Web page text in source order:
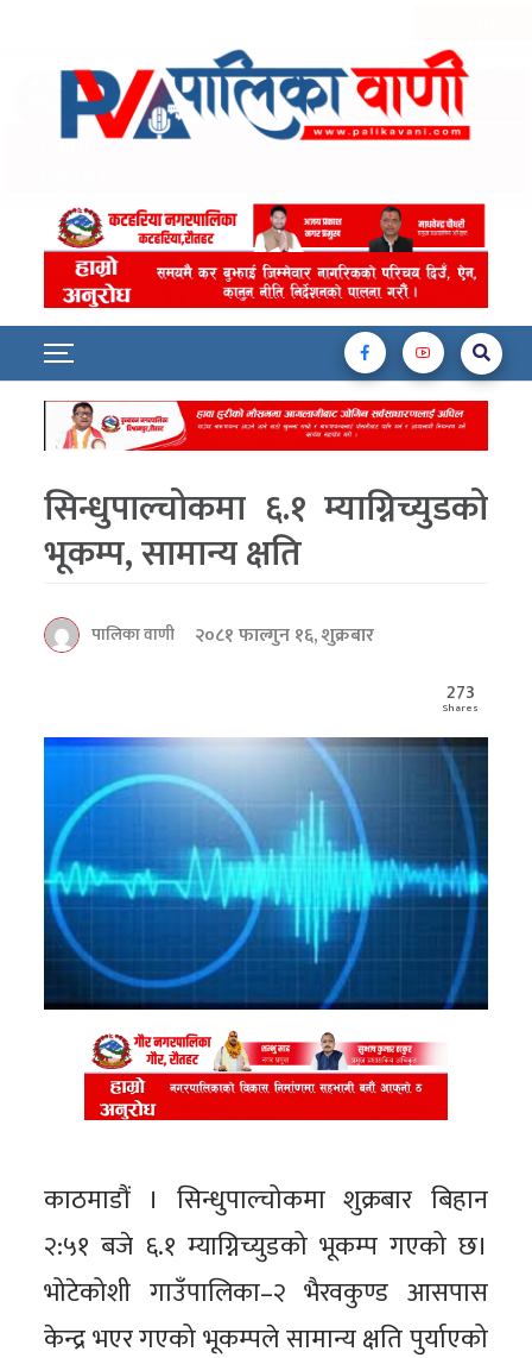
सिन्धुपाल्चोकमा ६.१ म्याग्निच्युडको
भूकम्प, सामान्य क्षति
पालिका वाणी
२०८१ फाल्गुन १६, शुक्रबार
273
Shares
काठमाडौं । सिन्धुपाल्चोकमा शुक्रबार बिहान
२:५१ बजे ६.१ म्याग्निच्युडको भूकम्प गएको छ।
भोटेकोशी गाउँपालिका–२ भैरवकुण्ड आसपास
केन्द्र भएर गएको भूकम्पले सामान्य क्षति पुर्याएको